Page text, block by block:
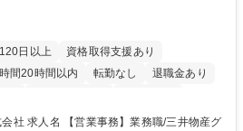
日以上
資格取得支援あり
間20時間以内 転勤なし
退職金あり
寮・社宅あり
井物産グ